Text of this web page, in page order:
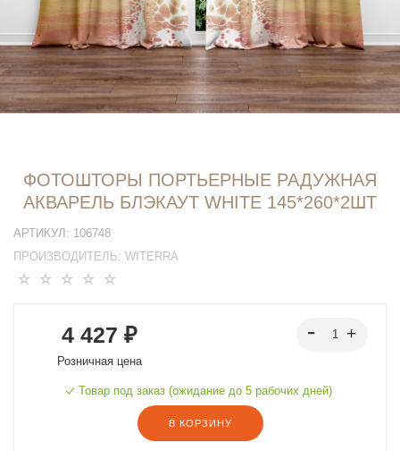
ФОТОШТОРЫ ПОРТЬЕРНЫЕ РАДУЖНАЯ
АКВАРЕЛЬ БЛЭКАУТ WHITE 145*260*2ШТ
АРТИКУЛ: 106748
ПРОИЗВОДИТЕЛЬ: WITERRA
4 427 ₽
Розничная цена
Товар под заказ (ожидание до 5 рабочих дней)
В КОРЗИНУ